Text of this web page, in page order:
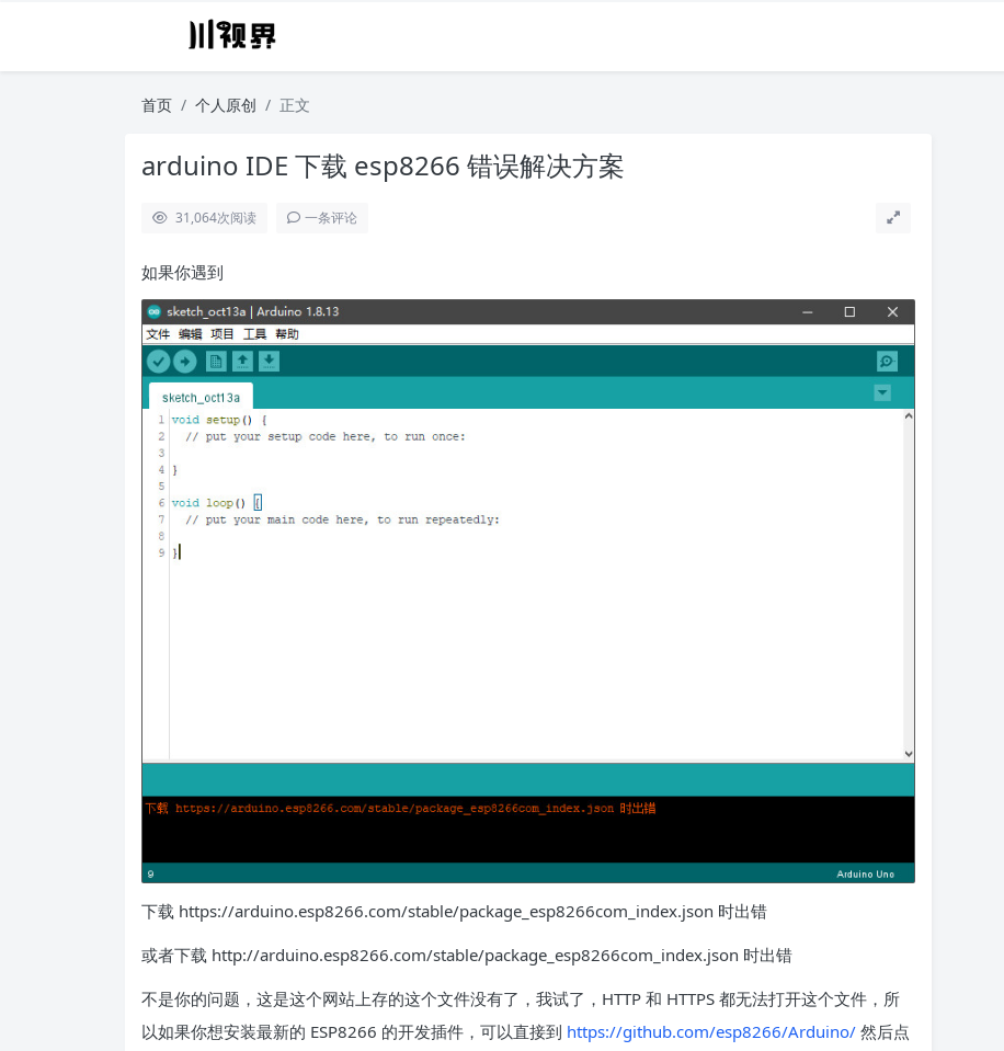
首页 个人原创 正文
arduino IDE 下载 esp8266 错误解决方案
31,064次阅读 一条评论
如果你遇到
下载 https://arduino.esp8266.com/stable/package_esp8266com_index.json 时出错
或者下载 http://arduino.esp8266.com/stable/package_esp8266com_index.json 时出错
不是你的问题，这是这个网站上存的这个文件没有了，我试了，HTTP 和 HTTPS 都无法打开这个文件，所
以如果你想安装最新的 ESP8266 的开发插件，可以直接到 https://github.com/esp8266/Arduino/ 然后点